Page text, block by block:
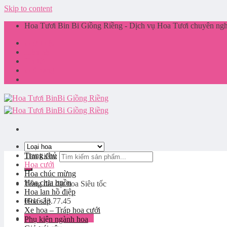
Skip to content
Hoa Tươi Bin Bi Giồng Riềng - Dịch vụ Hoa Tươi chuyên
Tìm kiếm:
Tổng đài đặt hoa Siêu tốc
0916.33.77.45
Đăng nhập / Đăng ký
Trang chủ
Hoa cưới
Hoa chúc mừng
Hoa chia buồn
Hoa lan hồ điệp
Hoa sáp
Xe hoa – Tráp hoa cưới
Phụ kiện ngành hoa